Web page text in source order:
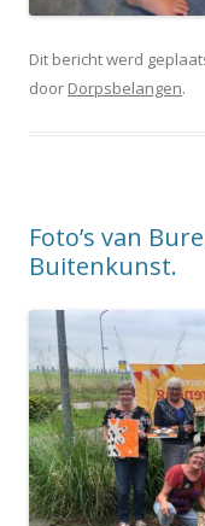
Dit bericht werd
door Dorpsbelangen.
Foto’s van
Buitenkunst.